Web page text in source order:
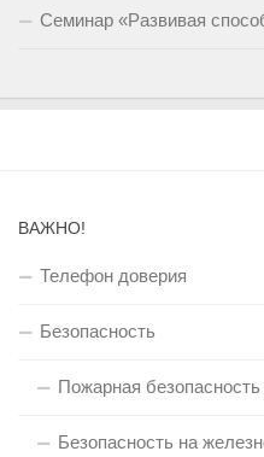
Семинар «Развивая
ВАЖНО!
Телефон доверия
Безопасность
Пожарная
Безопасность на